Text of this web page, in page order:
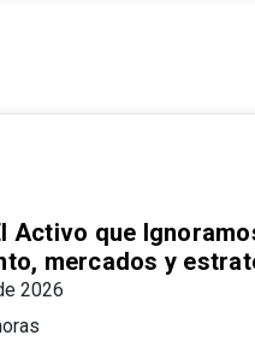
Activo que
mercados y
2026